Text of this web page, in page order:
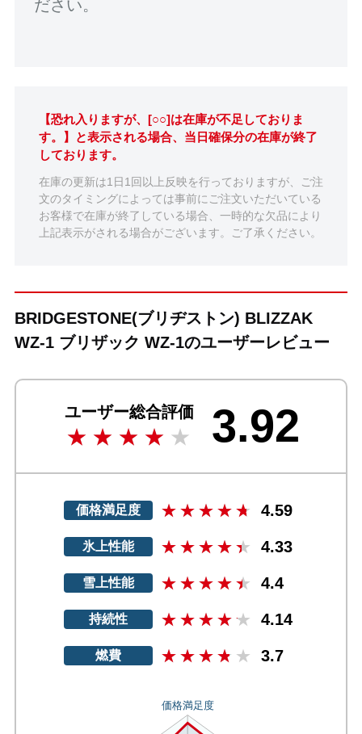
ださい。
【恐れ入りますが、[○○]は在庫が不足しておりま
す。】と表示される場合、当日確保分の在庫が終了
しております。
在庫の更新は1日1回以上反映を行っておりますが、ご注
文のタイミングによっては事前にご注文いただいている
お客様で在庫が終了している場合、一時的な欠品により
上記表示がされる場合がございます。ご了承ください。
BRIDGESTONE(ブリヂストン) BLIZZAK
WZ-1 ブリザック WZ-1のユーザーレビュー
ユーザー総合評価 3.92
価格満足度 4.59
氷上性能 4.33
雪上性能 4.4
持続性 4.14
燃費 3.7